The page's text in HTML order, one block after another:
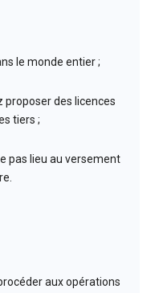
le monde entier ;
proposer des licences
tiers ;
pas lieu au versement
aux opérations